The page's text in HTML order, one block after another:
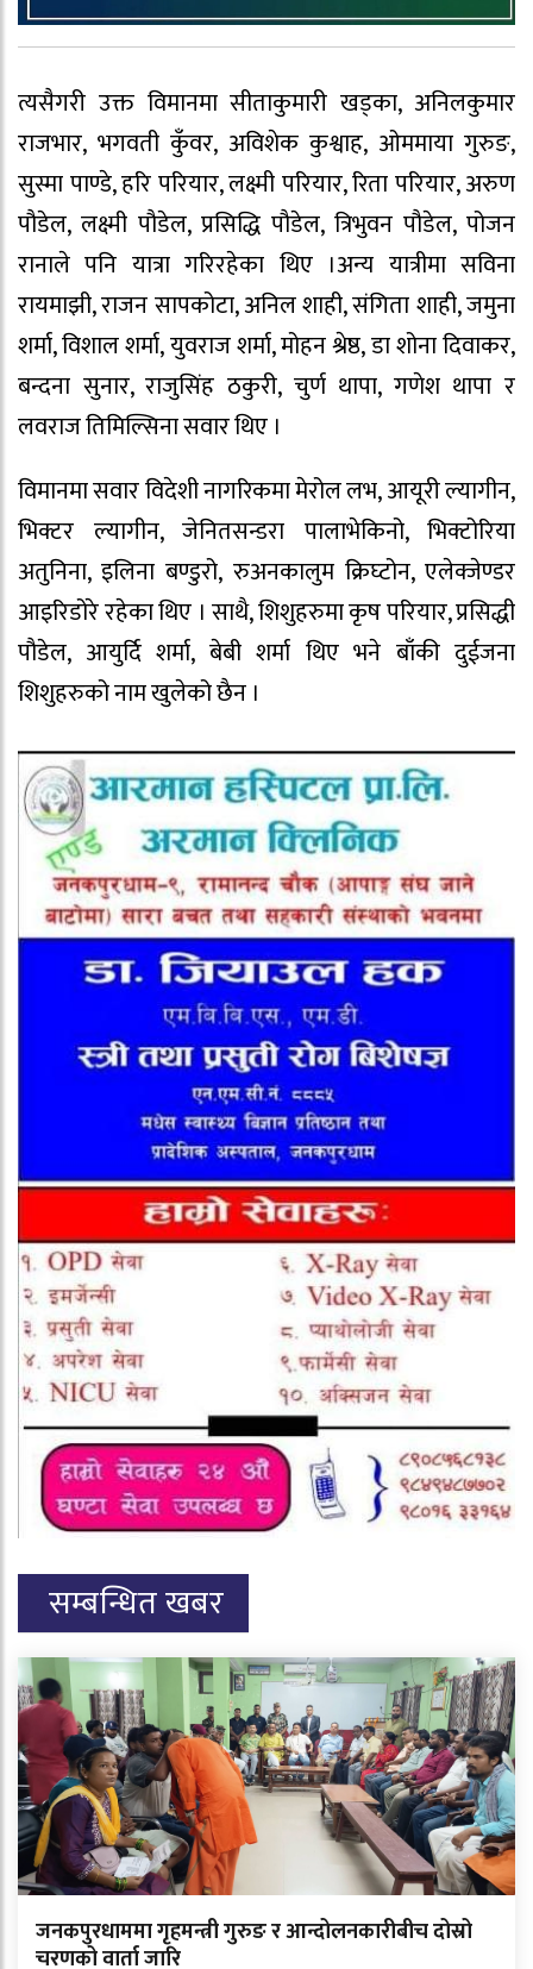
त्यसैगरी उक्त विमानमा सीताकुमारी खड्का, अनिलकुमार
राजभार, भगवती कुँवर, अविशेक कुश्वाह, ओममाया गुरुङ,
सुस्मा पाण्डे, हरि परियार, लक्ष्मी परियार, रिता परियार, अरुण
पौडेल, लक्ष्मी पौडेल, प्रसिद्धि पौडेल, त्रिभुवन पौडेल, पोजन
रानाले पनि यात्रा गरिरहेका थिए ।अन्य यात्रीमा सविना
रायमाझी, राजन सापकोटा, अनिल शाही, संगिता शाही, जमुना
शर्मा, विशाल शर्मा, युवराज शर्मा, मोहन श्रेष्ठ, डा शोना दिवाकर,
बन्दना सुनार, राजुसिंह ठकुरी, चुर्ण थापा, गणेश थापा र
लवराज तिमिल्सिना सवार थिए ।
विमानमा सवार विदेशी नागरिकमा मेरोल लभ, आयूरी ल्यागीन,
भिक्टर ल्यागीन, जेनितसन्डरा पालाभेकिनो, भिक्टोरिया
अतुनिना, इलिना बण्डुरो, रुअनकालुम क्रिघ्टोन, एलेक्जेण्डर
आइरिडोरे रहेका थिए । साथै, शिशुहरुमा कृष परियार, प्रसिद्धी
पौडेल, आयुर्दि शर्मा, बेबी शर्मा थिए भने बाँकी दुईजना
शिशुहरुको नाम खुलेको छैन ।
सम्बन्धित खबर
जनकपुरधाममा गृहमन्त्री गुरुङ र आन्दोलनकारीबीच दोस्रो
चरणको वार्ता जारि